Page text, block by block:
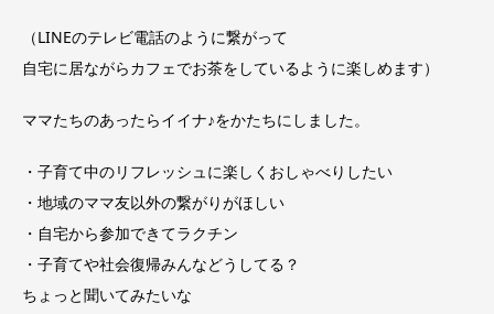
（LINEのテレビ電話のように繋がって
自宅に居ながらカフェでお茶をしているように楽しめます）
ママたちのあったらイイナ♪をかたちにしました。
・子育て中のリフレッシュに楽しくおしゃべりしたい
・地域のママ友以外の繋がりがほしい
・自宅から参加できてラクチン
・子育てや社会復帰みんなどうしてる？
ちょっと聞いてみたいな